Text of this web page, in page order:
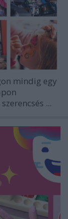
mindig egy
...